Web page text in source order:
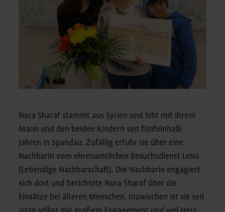
Nura Sharaf stammt aus Syrien und lebt mit ihrem
Mann und den beiden Kindern seit fünfeinhalb
Jahren in Spandau. Zufällig erfuhr sie über eine
Nachbarin vom ehrenamtlichen Besuchsdienst LeNa
(Lebendige Nachbarschaft). Die Nachbarin engagiert
sich dort und berichtete Nura Sharaf über die
Einsätze bei älteren Menschen. Inzwischen ist sie seit